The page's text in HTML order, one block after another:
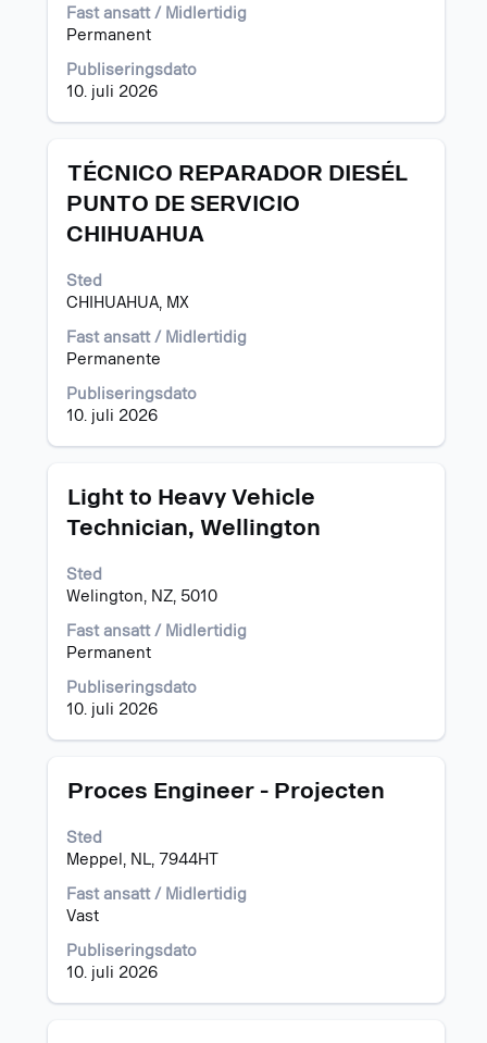
Fast ansatt / Midlertidig
Permanent
Publiseringsdato
10. juli 2026
vise
det
innholdet
jobbinformasjonen.
Tittel
TÉCNICO REPARADOR DIESÉL
PUNTO DE SERVICIO
CHIHUAHUA
Sted
CHIHUAHUA, MX
Fast ansatt / Midlertidig
Permanente
Publiseringsdato
10. juli 2026
Velg
mellomromstasten
for
vise
det
innholdet
i
jobbinformasjonen.
Tittel
Light to Heavy Vehicle
Technician, Wellington
Sted
Welington, NZ, 5010
Fast ansatt / Midlertidig
Permanent
Publiseringsdato
10. juli 2026
Velg
med
mellomromstasten
å
vise
det
fullstendige
i
jobbinformasjonen.
Tittel
Proces Engineer - Projecten
Sted
Meppel, NL, 7944HT
Fast ansatt / Midlertidig
Vast
Publiseringsdato
10. juli 2026
Velg
mellomromstasten
for
vise
det
innholdet
jobbinformasjonen.